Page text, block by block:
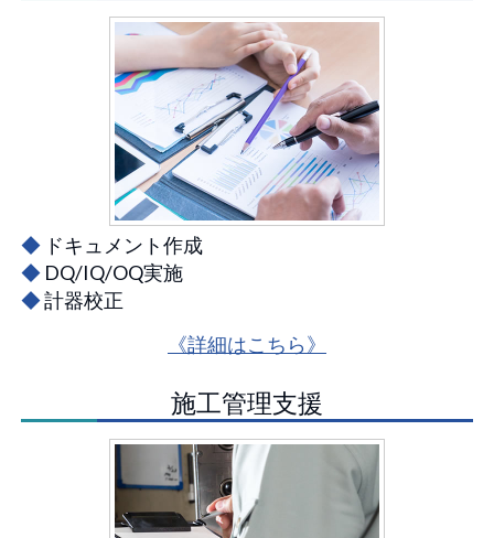
◆ドキュメント作成
◆DQ/IQ/OQ実施
◆計器校正
《詳細はこちら》
施工管理支援